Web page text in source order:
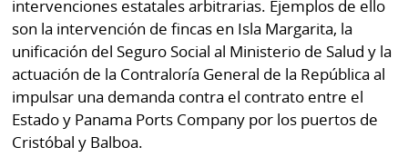
Metro
Tienda
Panamá
Tus
Tiquetes
Ellas
Club
La
Prensa
intervenciones estatales arbitrarias. Ejemplos de ello
son la intervención de fincas en Isla Margarita, la
unificación del Seguro Social al Ministerio de Salud y la
actuación de la Contraloría General de la República al
impulsar una demanda contra el contrato entre el
Estado y Panama Ports Company por los puertos de
Cristóbal y Balboa.